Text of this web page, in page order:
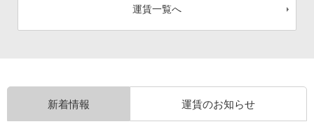
運賃一覧へ
新着情報 運賃のお知らせ